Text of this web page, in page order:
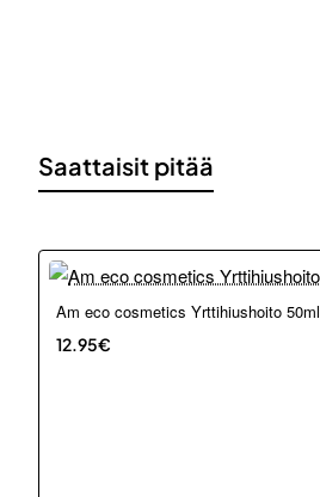
Saattaisit pitää
Am eco cosmetics Yrttihiushoito 50ml
12.95€